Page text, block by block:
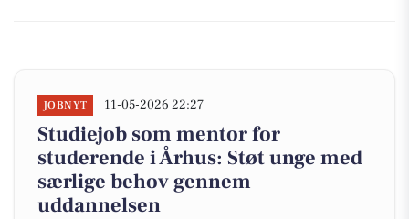
JOBNYT 11-05-2026 22:27
Studiejob som mentor for
studerende i Århus: Støt unge med
særlige behov gennem
uddannelsen